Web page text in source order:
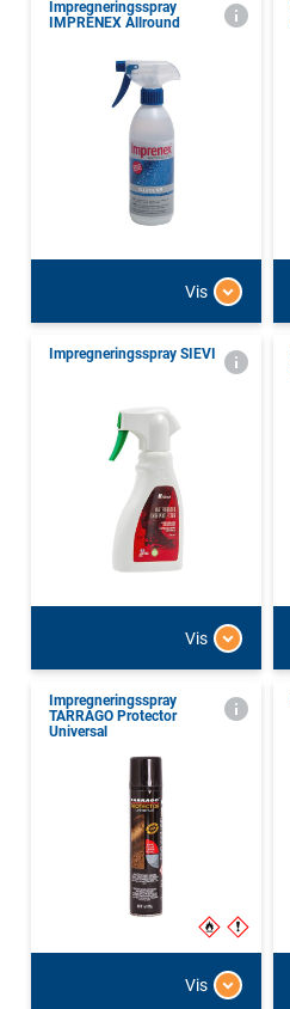
Impregneringsspray
IMPRENEX Allround
Vis
Impregneringsspray SIEVI
Vis
Impregneringsspray
TARRAGO Protector
Universal
Vis